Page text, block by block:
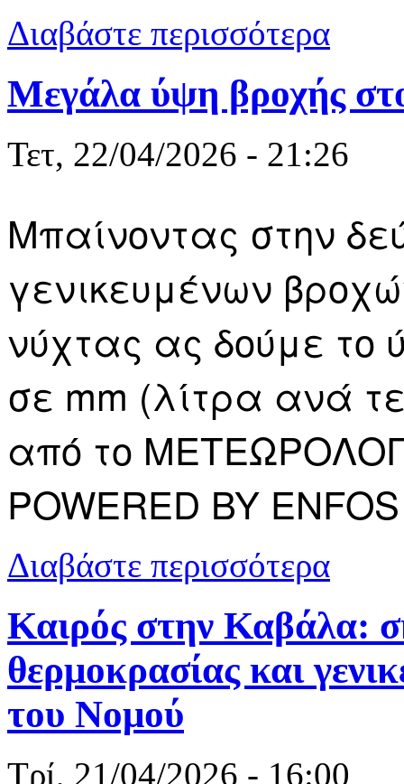
Διαβάστε περισσότερα
Μεγάλα ύψη βροχής
Τετ, 22/04/2026 - 21:26
Μπαίνοντας στην
γενικευμένων
νύχτας ας δούμε το
σε mm (λίτρα ανά
από το
POWERED BY
Διαβάστε περισσότερα
Καιρός στην Καβάλα:
θερμοκρασίας και
του Νομού
Τρί, 21/04/2026 - 16:00